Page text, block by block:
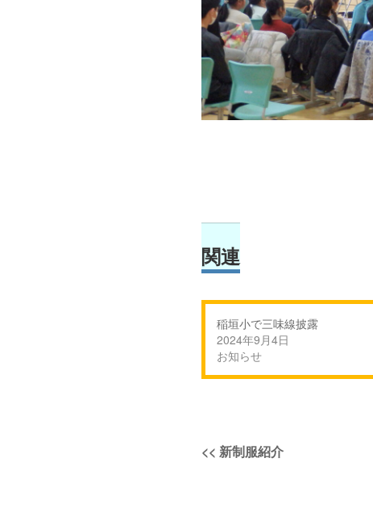
関連
稲垣小で三味線披露
2024年9月4日
お知らせ
投
<< 過
新制服紹介